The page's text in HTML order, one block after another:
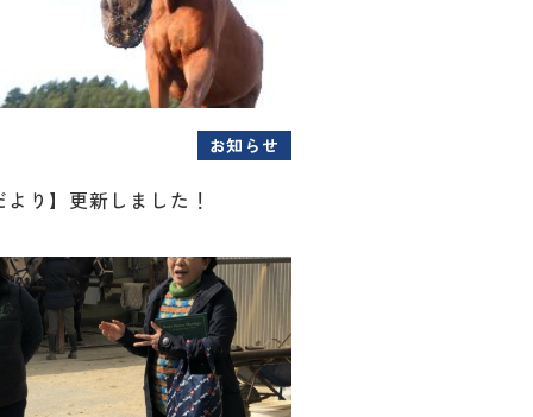
お知らせ
り】更新しました！